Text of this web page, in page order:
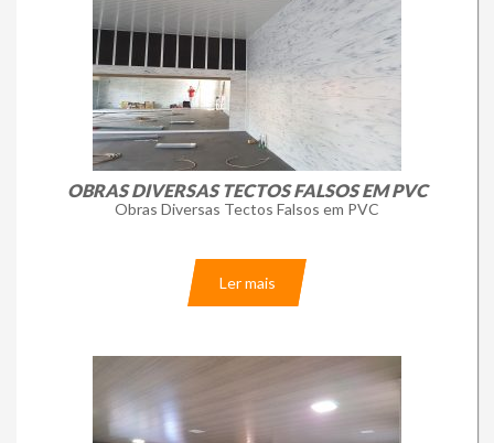
OBRAS DIVERSAS TECTOS FALSOS EM PVC
Obras Diversas Tectos Falsos em PVC
Ler mais